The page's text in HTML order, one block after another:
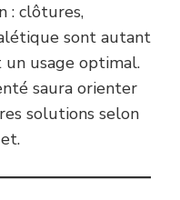
: clôtures,
sont autant
usage optimal.
saura orienter
solutions selon